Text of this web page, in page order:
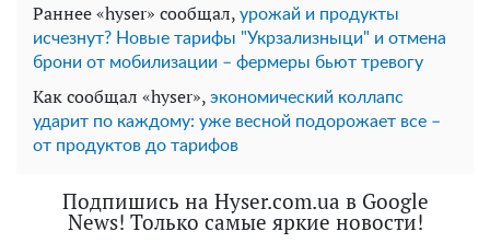
Раннее «hyser» сообщал, урожай и продукты
исчезнут? Новые тарифы "Укрзализныци" и отмена
брони от мобилизации – фермеры бьют тревогу
Как сообщал «hyser», экономический коллапс
ударит по каждому: уже весной подорожает все –
от продуктов до тарифов
Подпишись на Hyser.com.ua в Google
News! Только самые яркие новости!